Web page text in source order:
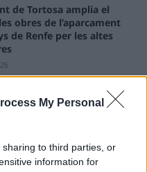
My Personal
to third parties, or
information for
de Tortosa amplia el
obres de l’aparcament
de Renfe per les altes
les Cases del Castell
projecte estratègic que